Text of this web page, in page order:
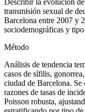
Describir la evolución
transmisión sexual de
Barcelona entre 2007 y
sociodemográficas y
Método
Análisis de tendencia
casos de sífilis,
ciudad de Barcelona. Se
razones de tasas de
Poisson robusta,